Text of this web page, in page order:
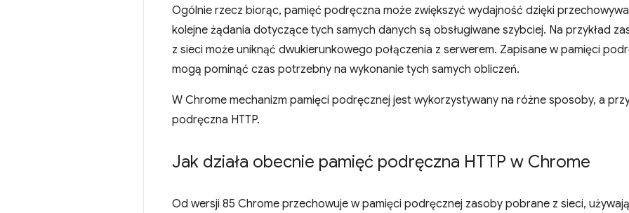
Ogólnie rzecz biorąc, pamięć podręczna może zwiększyć wydajność dzięki
kolejne żądania dotyczące tych samych danych są obsługiwane szybciej. Na przykład
z sieci może uniknąć dwukierunkowego połączenia z serwerem. Zapisane w pamięci
mogą pominąć czas potrzebny na wykonanie tych samych obliczeń.
W Chrome mechanizm pamięci podręcznej jest wykorzystywany na różne sposoby, a
podręczna HTTP.
Jak działa obecnie pamięć podręczna HTTP w Chrome
Od wersji 85 Chrome przechowuje w pamięci podręcznej zasoby pobrane z sieci,